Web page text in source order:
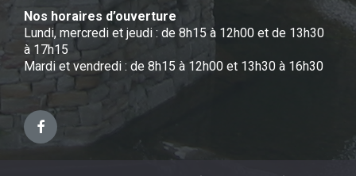
Nos horaires d’ouverture
Lundi, mercredi et jeudi : de 8h15 à 12h00 et de 13h30
à 17h15
Mardi et vendredi : de 8h15 à 12h00 et 13h30 à 16h30
Facebook